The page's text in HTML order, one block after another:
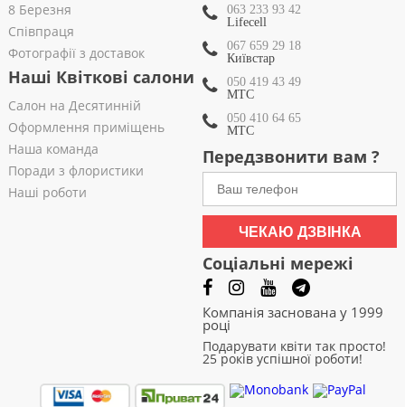
8 Березня
Співпраця
Фотографії з доставок
Наші Квіткові салони
Салон на Десятинній
Оформлення приміщень
Наша команда
Поради з флористики
Наші роботи
063 233 93 42
Lifecell
067 659 29 18
Київстар
050 419 43 49
МТС
050 410 64 65
МТС
Передзвонити вам ?
ЧЕКАЮ ДЗВІНКА
Соціальні мережі
Компанія заснована у 1999
році
Подарувати квіти так просто!
25 років успішної роботи!